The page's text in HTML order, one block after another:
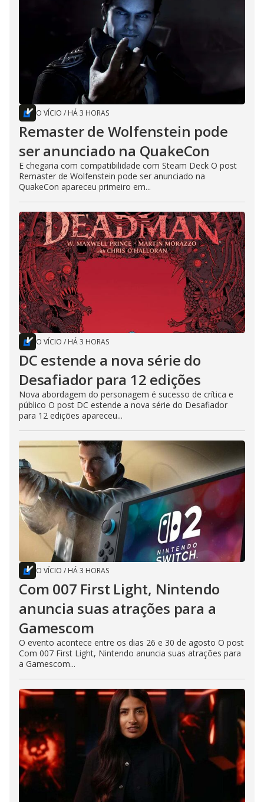
O VÍCIO / HÁ 3 HORAS
Remaster de Wolfenstein pode
ser anunciado na QuakeCon
E chegaria com compatibilidade com Steam Deck O post
Remaster de Wolfenstein pode ser anunciado na
QuakeCon apareceu primeiro em...
O VÍCIO / HÁ 3 HORAS
DC estende a nova série do
Desafiador para 12 edições
Nova abordagem do personagem é sucesso de crítica e
público O post DC estende a nova série do Desafiador
para 12 edições apareceu...
O VÍCIO / HÁ 3 HORAS
Com 007 First Light, Nintendo
anuncia suas atrações para a
Gamescom
O evento acontece entre os dias 26 e 30 de agosto O post
Com 007 First Light, Nintendo anuncia suas atrações para
a Gamescom...